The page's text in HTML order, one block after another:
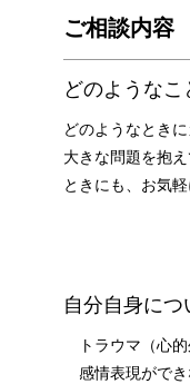
ご相談内容
どのような
どのようなとき
大きな問題を抱
ときにも、お気
自分自身につ
トラウマ（心
感情表現がで